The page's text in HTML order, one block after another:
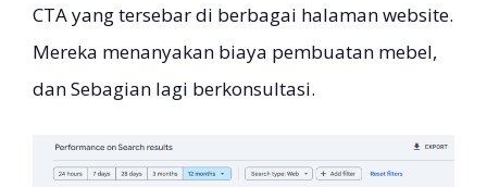
CTA yang tersebar di berbagai halaman website.
Mereka menanyakan biaya pembuatan mebel,
dan Sebagian lagi berkonsultasi.